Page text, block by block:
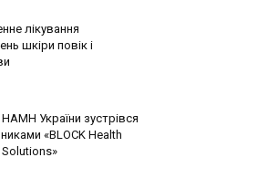
лікування
шкіри повік і
України зустрівся
«BLOCK Health